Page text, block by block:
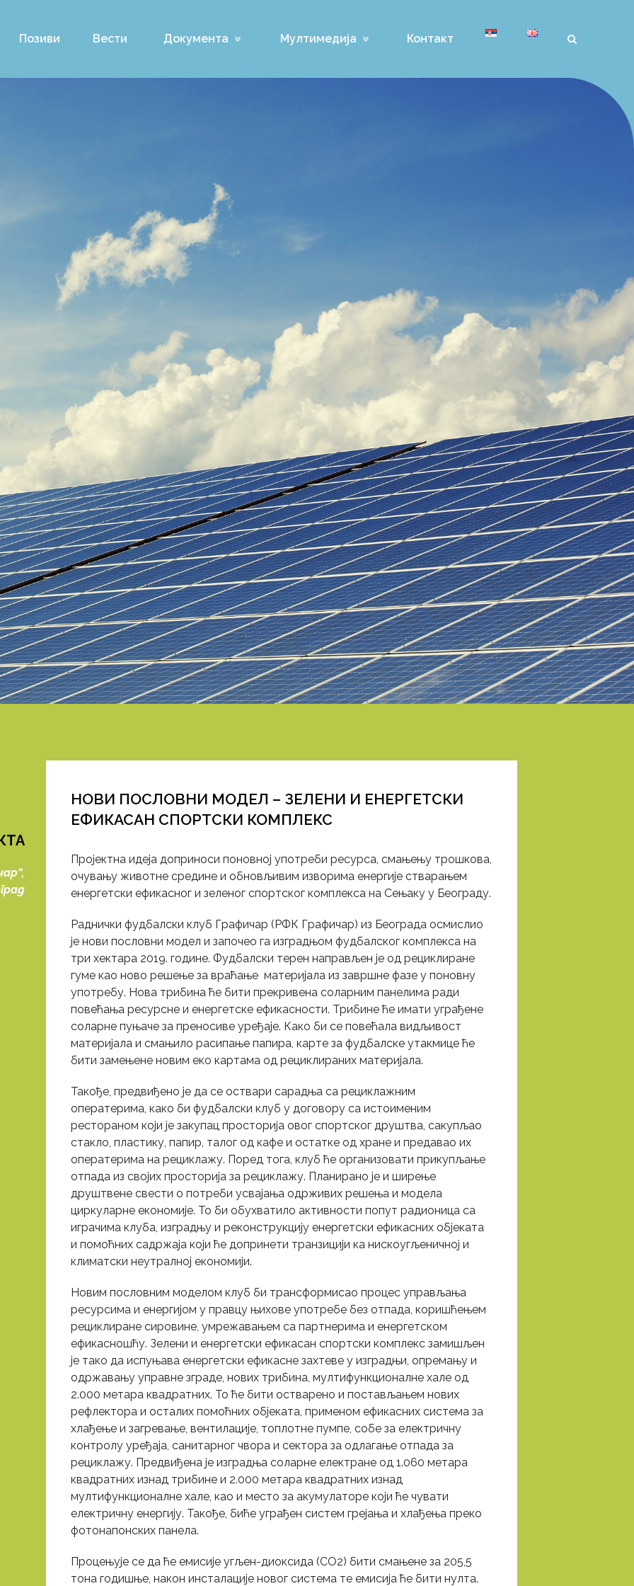
Позиви Вести Документа Мултимедија Контакт
НОВИ ПОСЛОВНИ МОДЕЛ – ЗЕЛЕНИ И ЕНЕРГЕТСКИ
ЕФИКАСАН СПОРТСКИ КОМПЛЕКС
Пројектна идеја доприноси поновној употреби ресурса, смањењу трошкова,
очувању животне средине и обновљивим изворима енергије стварањем
енергетски ефикасног и зеленог спортског комплекса на Сењаку у Београду.
Раднички фудбалски клуб Графичар (РФК Графичар) из Београда осмислио
је нови пословни модел и започео га изградњом фудбалског комплекса на
три хектара 2019. године. Фудбалски терен направљен је од рециклиране
гуме као ново решење за враћање материјала из завршне фазе у поновну
употребу. Нова трибина ће бити прекривена соларним панелима ради
повећања ресурсне и енергетске ефикасности. Трибине ће имати уграђене
соларне пуњаче за преносиве уређаје. Како би се повећала видљивост
материјала и смањило расипање папира, карте за фудбалске утакмице ће
бити замењене новим еко картама од рециклираних материјала.
Такође, предвиђено је да се оствари сарадња са рециклажним
оператерима, како би фудбалски клуб у договору са истоименим
рестораном који је закупац просторија овог спортског друштва, сакупљао
стакло, пластику, папир, талог од кафе и остатке од хране и предавао их
оператерима на рециклажу. Поред тога, клуб ће организовати прикупљање
отпада из својих просторија за рециклажу. Планирано је и ширење
друштвене свести о потреби усвајања одрживих решења и модела
циркуларне економије. То би обухватило активности попут радионица са
играчима клуба, изградњу и реконструкцију енергетски ефикасних објеката
и помоћних садржаја који ће допринети транзицији ка нискоугљеничној и
климатски неутралној економији.
Новим пословним моделом клуб би трансформисао процес управљања
ресурсима и енергијом у правцу њихове употребе без отпада, коришћењем
рециклиране сировине, умрежавањем са партнерима и енергетском
ефикасношћу. Зелени и енергетски ефикасан спортски комплекс замишљен
је тако да испуњава енергетски ефикасне захтеве у изградњи, опремању и
одржавању управне зграде, нових трибина, мултифункционалне хале од
2.000 метара квадратних. То ће бити остварено и постављањем нових
рефлектора и осталих помоћних објеката, применом ефикасних система за
хлађење и загревање, вентилације, топлотне пумпе, собе за електричну
контролу уређаја, санитарног чвора и сектора за одлагање отпада за
рециклажу. Предвиђена је изградња соларне електране од 1.060 метара
квадратних изнад трибине и 2.000 метара квадратних изнад
мултифункционалне хале, као и место за акумулаторе који ће чувати
електричну енергију. Такође, биће уграђен систем грејања и хлађења преко
фотонапонских панела.
Процењује се да ће емисије угљен-диоксида (CO2) бити смањене за 205,5
тона годишње, након инсталације новог система те емисија ће бити нулта.